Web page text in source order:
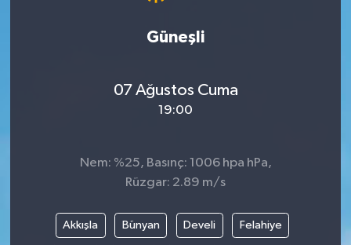
Güneşli
07 Ağustos Cuma
19:00
Nem: %25, Basınç: 1006 hpa hPa,
Rüzgar: 2.89 m/s
Akkışla Bünyan Develi Felahiye